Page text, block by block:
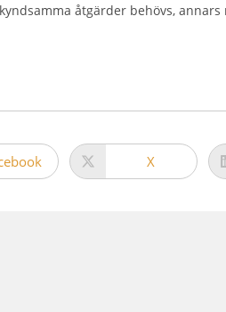
åtgärder behövs,
X